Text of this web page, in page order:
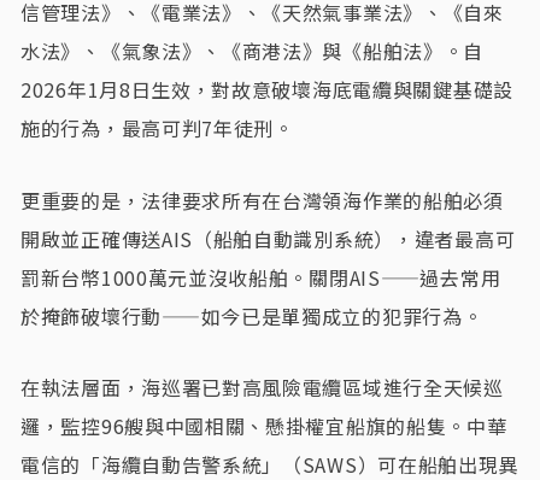
信管理法》、《電業法》、《天然氣事業法》、《自來
水法》、《氣象法》、《商港法》與《船舶法》。自
2026年1月8日生效，對故意破壞海底電纜與關鍵基礎設
施的行為，最高可判7年徒刑。
更重要的是，法律要求所有在台灣領海作業的船舶必須
開啟並正確傳送AIS（船舶自動識別系統），違者最高可
罰新台幣1000萬元並沒收船舶。關閉AIS——過去常用
於掩飾破壞行動——如今已是單獨成立的犯罪行為。
在執法層面，海巡署已對高風險電纜區域進行全天候巡
邏，監控96艘與中國相關、懸掛權宜船旗的船隻。中華
電信的「海纜自動告警系統」（SAWS）可在船舶出現異